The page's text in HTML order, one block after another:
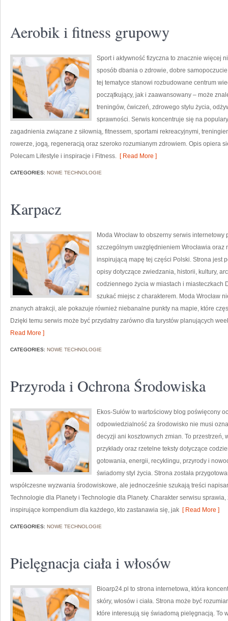
Aerobik i fitness grupowy
Sport i aktywność fizyczna to znacznie więcej
sposób dbania o zdrowie, dobre
tej tematyce stanowi rozbudowane centrum
początkujący, jak i zaawansowany – może
treningów, ćwiczeń, zdrowego stylu życia,
sprawności. Serwis koncentruje się na
zagadnienia związane z siłownią, fitnessem, sportami rekreacyjnymi,
rowerze, jogą, regeneracją oraz szeroko rozumianym zdrowiem. Opis opiera
Polecam Lifestyle i inspiracje i Fitness. [ Read More ]
CATEGORIES: NOWE TECHNOLOGIE
Karpacz
Moda Wrocław to obszerny serwis
szczególnym uwzględnieniem Wrocławia
inspirującą mapę tej części Polski. Strona jest
opisy dotyczące zwiedzania, historii, kultury,
codziennego życia w miastach i miasteczkach
szukać miejsc z charakterem. Moda Wrocław
znanych atrakcji, ale pokazuje również niebanalne punkty na mapie, które
Dzięki temu serwis może być przydatny zarówno dla turystów planujących
Read More ]
CATEGORIES: NOWE TECHNOLOGIE
Przyroda i Ochrona Środowiska
Ekos-Sułów to wartościowy blog poświęcony
odpowiedzialność za środowisko nie musi
decyzji ani kosztownych zmian. To przestrzeń,
przykłady oraz rzetelne teksty dotyczące
gotowania, energii, recyklingu, przyrody i
świadomy styl życia. Strona została
współczesne wyzwania środowiskowe, ale jednocześnie szukają treści
Technologie dla Planety i Technologie dla Planety. Charakter serwisu sprawia,
inspirujące kompendium dla każdego, kto zastanawia się, jak [ Read More ]
CATEGORIES: NOWE TECHNOLOGIE
Pielęgnacja ciała i włosów
Bioarp24.pl to strona internetowa, która
skóry, włosów i ciała. Strona może być
które interesują się świadomą pielęgnacją. To